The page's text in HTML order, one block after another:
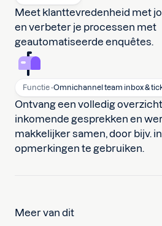
Meet klanttevredenheid met
en verbeter je processen met
geautomatiseerde enquêtes.
Functie -Omnichannel team inbox &
Ontvang een volledig
inkomende gesprekken en
makkelijker samen, door bijv.
opmerkingen te gebruiken.
Meer van dit